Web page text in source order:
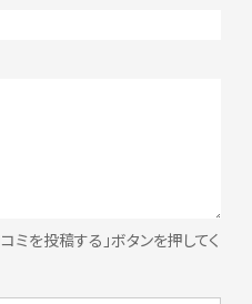
ミを投稿する」ボタンを押してく